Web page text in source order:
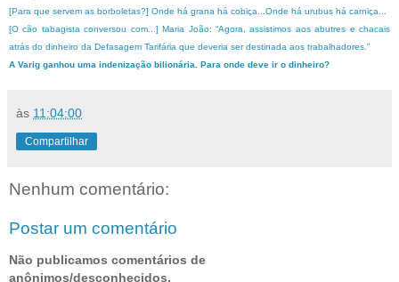
[Para que servem as borboletas?] Onde há grana há cobiça...Onde há urubus há carniça...
[O cão tabagista conversou com...] Maria João: “Agora, assistimos aos abutres e chacais
atrás do dinheiro da Defasagem Tarifária que deveria ser destinada aos trabalhadores.”
A Varig ganhou uma indenização bilionária. Para onde deve ir o dinheiro?
às 11:04:00
Compartilhar
Nenhum comentário:
Postar um comentário
Não publicamos comentários de
anônimos/desconhecidos.